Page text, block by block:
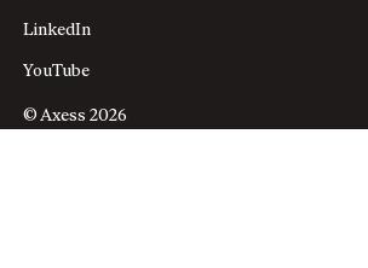
LinkedIn
YouTube
© Axess 2026